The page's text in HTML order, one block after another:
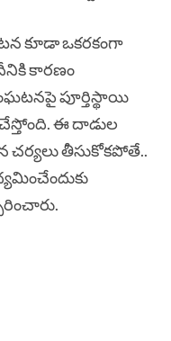
కూడా ఒకరకంగా
కారణం
పూర్తిస్థాయి
ఈ దాడుల
చర్యలు తీసుకోకపోతే..